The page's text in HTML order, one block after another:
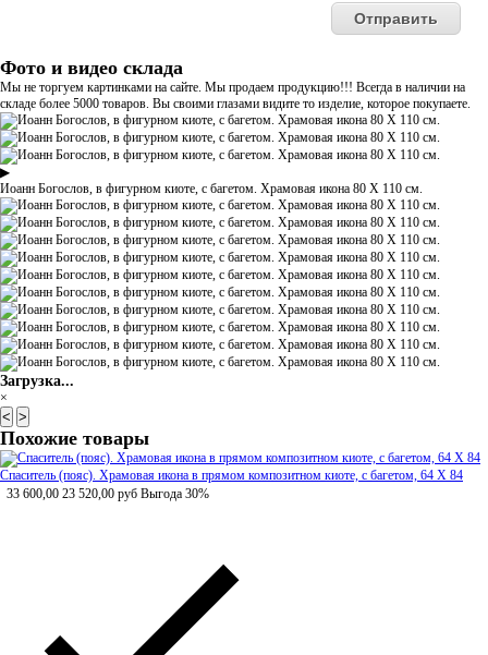
Фото и видео склада
Мы не торгуем картинками на сайте. Мы продаем продукцию!!! Всегда в наличии на
складе более 5000 товаров. Вы своими глазами видите то изделие, которое покупаете.
▶
Иоанн Богослов, в фигурном киоте, с багетом. Храмовая икона 80 Х 110 см.
Загрузка...
×
< >
Похожие товары
Спаситель (пояс). Храмовая икона в прямом композитном киоте, с багетом, 64 Х 84
33 600,00 23 520,00 руб Выгода 30%